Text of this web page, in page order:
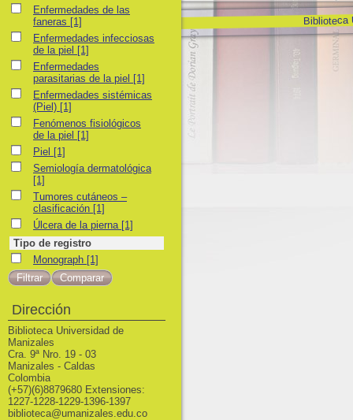
Biblioteca
Enfermedades de las faneras
Enfermedades de las
faneras [1]
Enfermedades infecciosas de la piel
Enfermedades infecciosas
de la piel [1]
Enfermedades parasitarias de la piel
Enfermedades
parasitarias de la piel [1]
Enfermedades sistémicas (Piel)
Enfermedades sistémicas
(Piel) [1]
Fenómenos fisiológicos de la piel
Fenómenos fisiológicos
de la piel [1]
Piel
Piel [1]
Semiología dermatológica
Semiología dermatológica
[1]
Tumores cutáneos – clasificación
Tumores cutáneos –
clasificación [1]
Úlcera de la pierna
Úlcera de la pierna [1]
Tipo de registro
Monograph
Monograph [1]
Dirección
Biblioteca Universidad de
Manizales
Cra. 9ª Nro. 19 - 03
Manizales - Caldas
Colombia
(+57)(6)8879680 Extensiones:
1227-1228-1229-1396-1397
biblioteca@umanizales.edu.co